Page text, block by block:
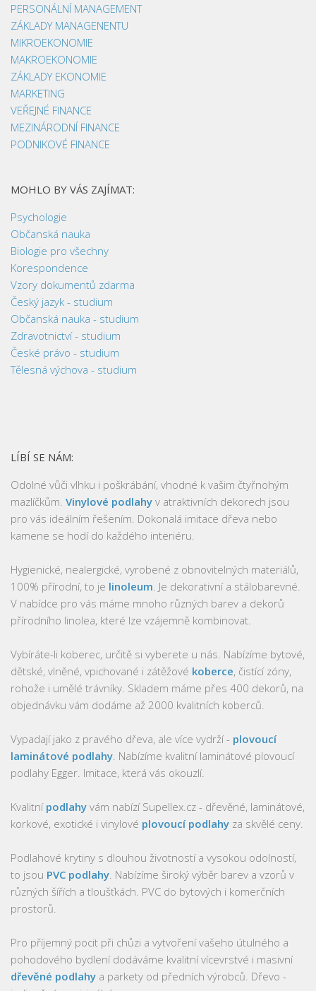
PERSONÁLNÍ MANAGEMENT
ZÁKLADY MANAGENENTU
MIKROEKONOMIE
MAKROEKONOMIE
ZÁKLADY EKONOMIE
MARKETING
VEŘEJNÉ FINANCE
MEZINÁRODNÍ FINANCE
PODNIKOVÉ FINANCE
MOHLO BY VÁS ZAJÍMAT:
Psychologie
Občanská nauka
Biologie pro všechny
Korespondence
Vzory dokumentů zdarma
Český jazyk - studium
Občanská nauka - studium
Zdravotnictví - studium
České právo - studium
Tělesná výchova - studium
LÍBÍ SE NÁM:
Odolné vůči vlhku i poškrábání, vhodné k vašim čtyřnohým
mazlíčkům. Vinylové podlahy v atraktivních dekorech jsou
pro vás ideálním řešením. Dokonalá imitace dřeva nebo
kamene se hodí do každého interiéru.
Hygienické, nealergické, vyrobené z obnovitelných materiálů,
100% přírodní, to je linoleum . Je dekorativní a stálobarevné.
V nabídce pro vás máme mnoho různých barev a dekorů
přírodního linolea, které lze vzájemně kombinovat.
Vybíráte-li koberec, určitě si vyberete u nás. Nabízíme bytové,
dětské, vlněné, vpichované i zátěžové koberce, čistící zóny,
rohože i umělé trávníky. Skladem máme přes 400 dekorů, na
objednávku vám dodáme až 2000 kvalitních koberců.
Vypadají jako z pravého dřeva, ale více vydrží - plovoucí
laminátové podlahy . Nabízíme kvalitní laminátové plovoucí
podlahy Egger. Imitace, která vás okouzlí.
Kvalitní podlahy vám nabízí Supellex.cz - dřevěné, laminátové,
korkové, exotické i vinylové plovoucí podlahy za skvělé ceny.
Podlahové krytiny s dlouhou životností a vysokou odolností,
to jsou PVC podlahy . Nabízíme široký výběr barev a vzorů v
různých šířích a tloušťkách. PVC do bytových i komerčních
prostorů.
Pro příjemný pocit při chůzi a vytvoření vašeho útulného a
pohodového bydlení dodáváme kvalitní vícevrstvé i masivní
dřevěné podlahy a parkety od předních výrobců. Dřevo -